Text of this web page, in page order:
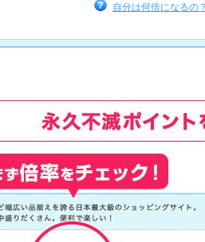
自分は何倍になるの？